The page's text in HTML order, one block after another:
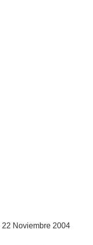
22 Noviembre 2004